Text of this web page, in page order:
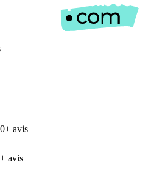
avis
avis